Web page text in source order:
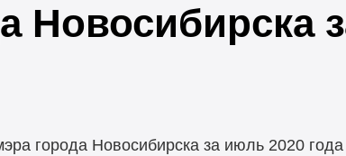
Новосибирска
города Новосибирска за июль 2020